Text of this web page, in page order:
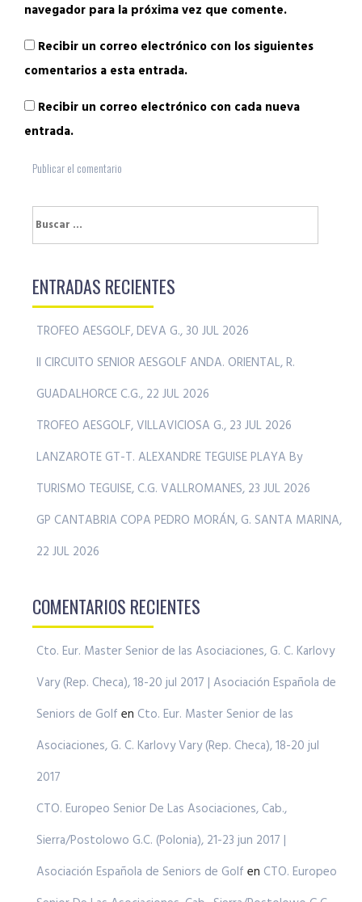
navegador para la próxima vez que comente.
Recibir un correo electrónico con los siguientes
comentarios a esta entrada.
Recibir un correo electrónico con cada nueva
entrada.
Buscar:
ENTRADAS RECIENTES
TROFEO AESGOLF, DEVA G., 30 JUL 2026
II CIRCUITO SENIOR AESGOLF ANDA. ORIENTAL, R.
GUADALHORCE C.G., 22 JUL 2026
TROFEO AESGOLF, VILLAVICIOSA G., 23 JUL 2026
LANZAROTE GT-T. ALEXANDRE TEGUISE PLAYA By
TURISMO TEGUISE, C.G. VALLROMANES, 23 JUL 2026
GP CANTABRIA COPA PEDRO MORÁN, G. SANTA MARINA,
22 JUL 2026
COMENTARIOS RECIENTES
Cto. Eur. Master Senior de las Asociaciones, G. C. Karlovy
Vary (Rep. Checa), 18-20 jul 2017 | Asociación Española de
Seniors de Golf en Cto. Eur. Master Senior de las
Asociaciones, G. C. Karlovy Vary (Rep. Checa), 18-20 jul
2017
CTO. Europeo Senior De Las Asociaciones, Cab.,
Sierra/Postolowo G.C. (Polonia), 21-23 jun 2017 |
Asociación Española de Seniors de Golf en CTO. Europeo